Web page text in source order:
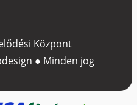
Központ
● Minden jog